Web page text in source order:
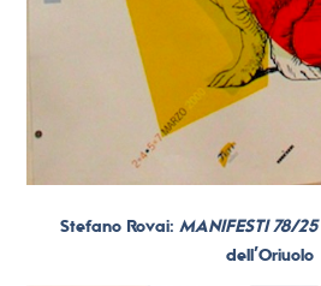
Stefano Rovai: MANIFESTI 78/25
dell’Oriuolo